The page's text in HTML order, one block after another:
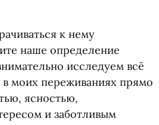
к нему
наше определение
исследуем всё
в моих переживаниях прямо
ясностью,
и заботливым